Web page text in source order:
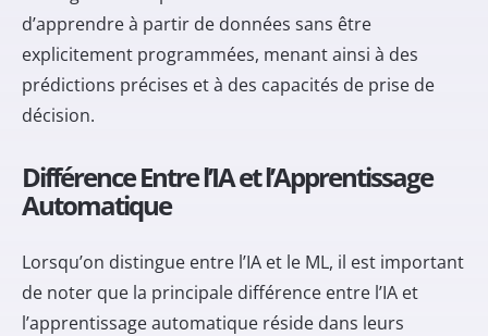
d’apprendre à partir de données sans être
explicitement programmées, menant ainsi à des
prédictions précises et à des capacités de prise de
décision.
Différence Entre l’IA et l’Apprentissage
Automatique
Lorsqu’on distingue entre l’IA et le ML, il est important
de noter que la principale différence entre l’IA et
l’apprentissage automatique réside dans leurs